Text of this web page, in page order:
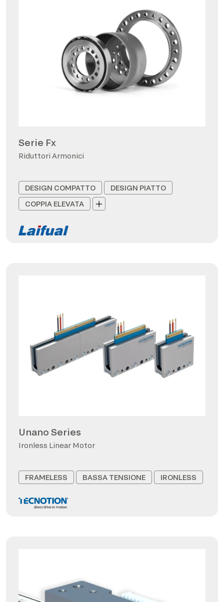
Serie Fx
Riduttori Armonici
DESIGN COMPATTO
DESIGN PIATTO
COPPIA ELEVATA
Unano Series
Ironless Linear Motor
FRAMELESS BASSA TENSIONE IRONLESS